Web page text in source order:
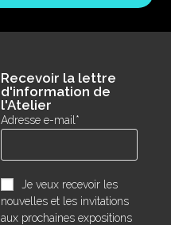
Recevoir la lettre
d'information de
l'Atelier
Adresse e-mail*
Je veux recevoir les
nouvelles et les invitations
aux prochaines expositions